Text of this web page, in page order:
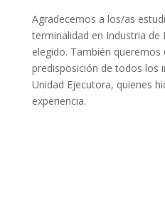
Agradecemos a los/as
terminalidad en Industria de
elegido. También queremos
predisposición de todos los
Unidad Ejecutora, quienes
experiencia.